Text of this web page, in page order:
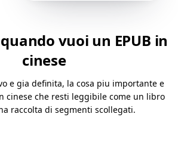
vuoi un EPUB in
cinese
e gia definita, la cosa piu importante e
cinese che resti leggibile come un libro
raccolta di segmenti scollegati.